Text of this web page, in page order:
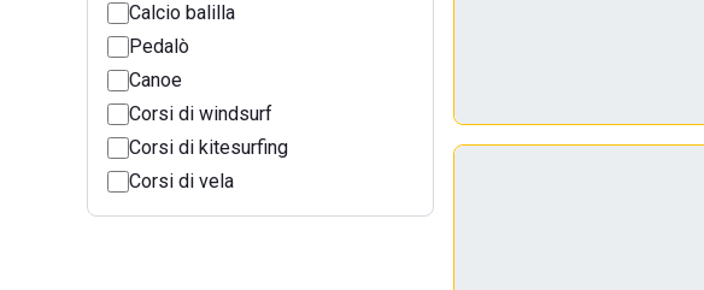
Calcio balilla
Pedalò
Canoe
Corsi di windsurf
Corsi di kitesurfing
Corsi di vela